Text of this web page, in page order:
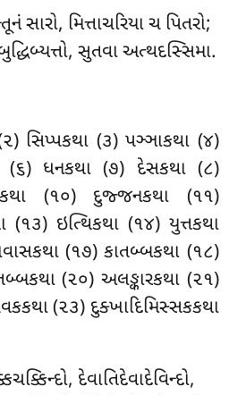
સારો, મિત્તાચરિયા ચ પિતરો;
સુતવા અત્થદસ્સિમા.
સિપ્પકથા (૩) પઞ્ઞાકથા (૪)
(૬) ધનકથા (૭) દેસકથા (૮)
(૧૦) દુજ્જનકથા (૧૧)
ઇત્થિકથા (૧૪) યુત્તકથા
(૧૭) કાતબ્બકથા (૧૮)
(૨૦) અલઙ્કારકથા (૨૧)
(૨૩) દુક્ખાદિમિસ્સકકથા
દેવાતિદેવાદેવિન્દો,